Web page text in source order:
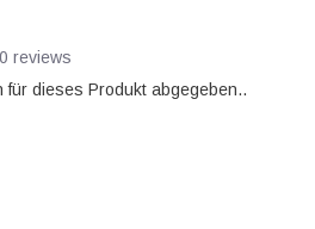
reviews
dieses Produkt abgegeben..